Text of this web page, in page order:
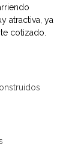
atractiva, ya
cotizado.